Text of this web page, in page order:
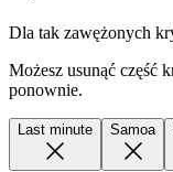
Dla tak zawężonych
Możesz usunąć część
ponownie.
Last minute Samoa